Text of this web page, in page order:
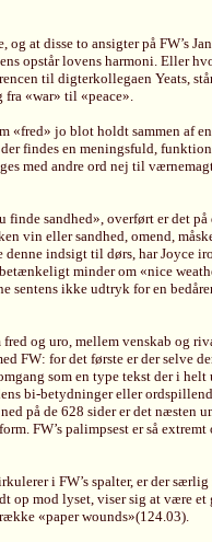
at disse to ansigter på FW’s
opstår lovens harmoni. Eller
til digterkollegaen Yeats,
«war» til «peace».
jo blot holdt sammen af
findes en meningsfuld,
med andre ord nej til
sandhed», overført er det
vin eller sandhed, omend,
indsigt til dørs, har Joyce
minder om «nice
sentens ikke udtryk for en
og uro, mellem venskab og
for det første er der selve
som en type tekst der i
bi-betydninger eller
på de 628 sider er det
FW’s palimpsest er så
i FW’s spalter, er der
op mod lyset, viser sig at være
«paper wounds»(124.03).